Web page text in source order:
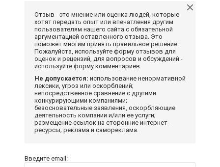
Отзыв - это мнение или оценка людей, которые
хотят передать опыт или впечатления другим
пользователям нашего сайта с обязательной
аргументацией оставленного отзыва. Это
поможет многим принять правильное решение.
Пожалуйста, используйте форму отзывов для
оценок и рецензий, для вопросов и обсуждений -
используйте форму комментариев.
Не допускается: использование ненормативной
лексики, угроз или оскорблений;
непосредственное сравнение с другими
конкурирующими компаниями;
безосновательные заявления, оскорбляющие
деятельность компании и/или ее услуги;
размещение ссылок на сторонние интернет-
ресурсы; реклама и самореклама.
Введите email: